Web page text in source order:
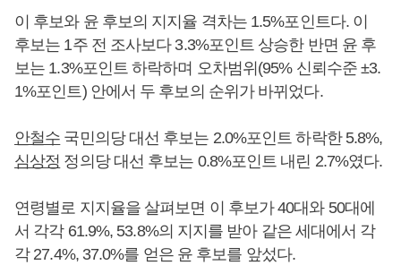
이 후보와 윤 후보의 지지율 격차는 1.5%포인트다. 이
후보는 1주 전 조사보다 3.3%포인트 상승한 반면 윤 후
보는 1.3%포인트 하락하며 오차범위(95% 신뢰수준 ±3.
1%포인트) 안에서 두 후보의 순위가 바뀌었다.
안철수 국민의당 대선 후보는 2.0%포인트 하락한 5.8%,
심상정 정의당 대선 후보는 0.8%포인트 내린 2.7%였다.
연령별로 지지율을 살펴보면 이 후보가 40대와 50대에
서 각각 61.9%, 53.8%의 지지를 받아 같은 세대에서 각
각 27.4%, 37.0%를 얻은 윤 후보를 앞섰다.